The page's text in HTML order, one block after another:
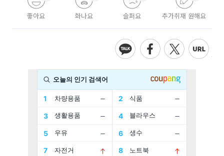
좋아요 화나요 슬퍼요 추가취재 원해요